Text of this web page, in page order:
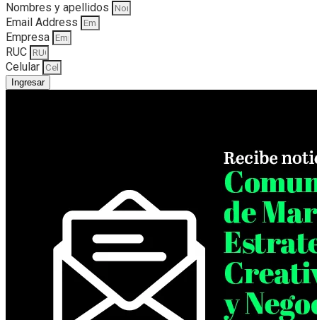
Nombres y apellidos
Email Address
Empresa
RUC
Celular
Ingresar